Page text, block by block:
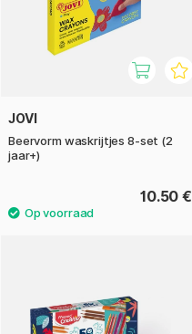
JOVI
Beervorm waskrijtjes 8-set (2
jaar+)
10.50 €